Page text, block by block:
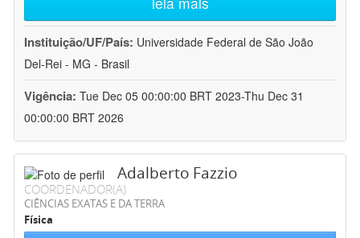
Instituição/UF/País: Universidade Federal de São João
Del-Rei - MG - Brasil
Vigência: Tue Dec 05 00:00:00 BRT 2023-Thu Dec 31
00:00:00 BRT 2026
Adalberto Fazzio
COORDENADOR(A)
CIÊNCIAS EXATAS E DA TERRA
Física